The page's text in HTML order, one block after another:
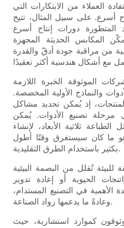
العملاء من الابتكارات التي
أسرع. على سبيل المثال، تتيح
المتطورة دورات إنتاج أسرع
المكابس الحديثة المجهزة
من مراقبة جودة أدقّ والقدرة
الموثوقة الخبرة اللازمة
والنماذج الأولية المخصصة.
إذ يُمكن تحديد مشاكل
مرحلة تصنيع الأدوات. يُمكن
ثلاثية الأبعاد، لإنشاء
ما كان سيستغرق وقتًا أطول
بكثير باستخدام الطرق التقليدية.
تُقلل من البصمة البيئية
الحيوية أو إعادة تدوير
الأهمية في التصنيع المستدام،
وعادةً ما يدعمها رواد الصناعة.
كموارد استشارية، حيث